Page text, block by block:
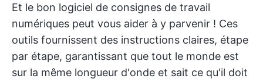
Et le bon logiciel de consignes de travail
numériques peut vous aider à y parvenir ! Ces
outils fournissent des instructions claires, étape
par étape, garantissant que tout le monde est
sur la même longueur d'onde et sait ce qu'il doit